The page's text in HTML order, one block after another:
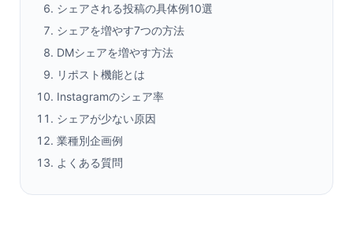
シェアされる投稿の具体例10選
シェアを増やす7つの方法
DMシェアを増やす方法
リポスト機能とは
Instagramのシェア率
シェアが少ない原因
業種別企画例
よくある質問